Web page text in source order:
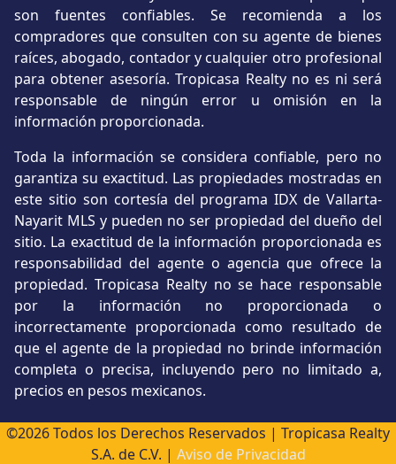
son fuentes confiables. Se recomienda a los
compradores que consulten con su agente de bienes
raíces, abogado, contador y cualquier otro profesional
para obtener asesoría. Tropicasa Realty no es ni será
responsable de ningún error u omisión en la
información proporcionada.
Toda la información se considera confiable, pero no
garantiza su exactitud. Las propiedades mostradas en
este sitio son cortesía del programa IDX de Vallarta-
Nayarit MLS y pueden no ser propiedad del dueño del
sitio. La exactitud de la información proporcionada es
responsabilidad del agente o agencia que ofrece la
propiedad. Tropicasa Realty no se hace responsable
por la información no proporcionada o
incorrectamente proporcionada como resultado de
que el agente de la propiedad no brinde información
completa o precisa, incluyendo pero no limitado a,
precios en pesos mexicanos.
©2026 Todos los Derechos Reservados | Tropicasa Realty
S.A. de C.V. | Aviso de Privacidad